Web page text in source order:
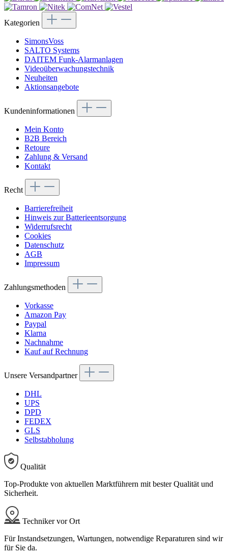
Kategorien
SimonsVoss
SALTO Systems
DAITEM Funk-Alarmanlagen
Videoüberwachungstechnik
Neuheiten
Aktionsangebote
Kundeninformationen
Mein Konto
B2B Bereich
Retoure
Zahlung & Versand
Kontakt
Recht
Barrierefreiheit
Hinweis zur Batterieentsorgung
Widerrufsrecht
Cookies
Datenschutz
AGB
Impressum
Zahlungsmethoden
Vorkasse
Amazon Pay
Paypal
Klarna
Nachnahme
Kauf auf Rechnung
Unsere Versandpartner
DHL
UPS
DPD
FEDEX
GLS
Selbstabholung
Qualität
Top-Produkte von aktuellen Marktführern mit bester Qualität und
Sicherheit.
Techniker vor Ort
Für Instandsetzungen, Wartungen, notwendige Reparaturen sind wir
für Sie da.